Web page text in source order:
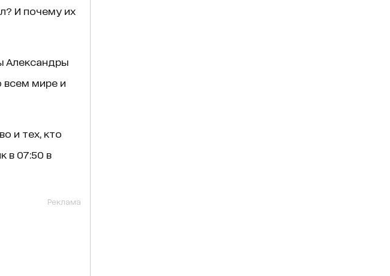
И почему их
Александры
всем мире и
и тех, кто
в 07:50 в
Реклама